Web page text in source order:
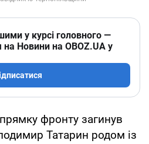
у курсі головного —
на Новини на OBOZ.UA у
фронту загинув
Татарин родом із